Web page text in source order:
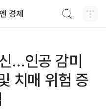
경제
…인공 감미
치매 위험 증